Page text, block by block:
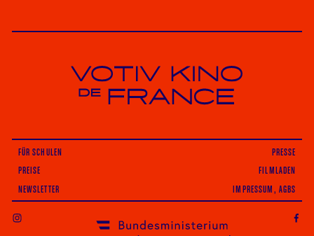
Votiv Kino und Kino De France in Wien
FÜR SCHULEN
PRESSE
PREISE
FILMLADEN
NEWSLETTER IMPRESSUM, AGBS